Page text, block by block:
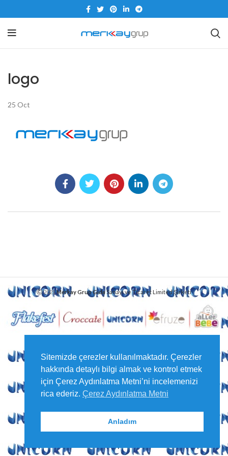
logo
25 Oct
2021Merkay Grup GıdaSanayi ve Ticaret Limited Şirketi
Sitemizde çerezler kullanılmaktadır. Çerezler
hakkında detaylı bilgi almak ve kontrol etmek
için Çerez Aydınlatma Metni’ni incelemenizi
rica ederiz. Çerez Aydınlatma Metni
Anladım